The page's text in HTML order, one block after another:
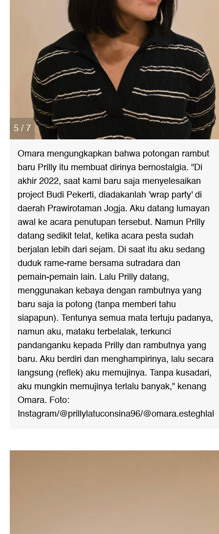
5 / 7
Omara mengungkapkan bahwa potongan rambut
baru Prilly itu membuat dirinya bernostalgia. "Di
akhir 2022, saat kami baru saja menyelesaikan
project Budi Pekerti, diadakanlah 'wrap party' di
daerah Prawirotaman Jogja. Aku datang lumayan
awal ke acara penutupan tersebut. Namun Prilly
datang sedikit telat, ketika acara pesta sudah
berjalan lebih dari sejam. Di saat itu aku sedang
duduk rame-rame bersama sutradara dan
pemain-pemain lain. Lalu Prilly datang,
menggunakan kebaya dengan rambutnya yang
baru saja ia potong (tanpa memberi tahu
siapapun). Tentunya semua mata tertuju padanya,
namun aku, mataku terbelalak, terkunci
pandanganku kepada Prilly dan rambutnya yang
baru. Aku berdiri dan menghampirinya, lalu secara
langsung (reflek) aku memujinya. Tanpa kusadari,
aku mungkin memujinya terlalu banyak," kenang
Omara. Foto:
Instagram/@prillylatuconsina96/@omara.esteghlal